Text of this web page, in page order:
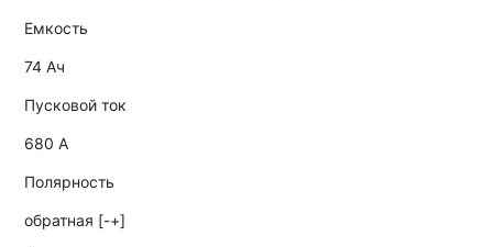
Емкость
74 Ач
Пусковой ток
680 А
Полярность
обратная [-+]